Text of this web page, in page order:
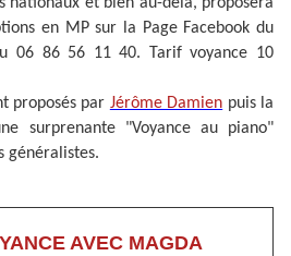
en MP sur la Page Facebook du
06 86 56 11 40. Tarif voyance 10
proposés par Jérôme Damien puis la
surprenante "Voyance au piano"
généralistes.
AVEC MAGDA